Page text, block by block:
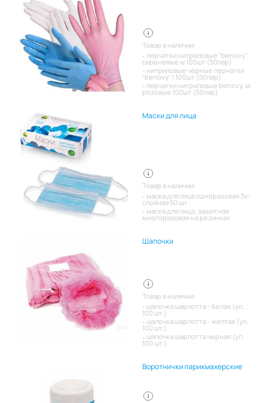
Товар в наличии:
перчатки нитриловые "benovy"
сиреневые м 100шт (50пар)
нитриловые черные перчатки
"benovy" l 100шт (50пар)
перчатки нитриловые benovy, м,
розовые 100шт (50пар)
Маски для лица
Товар в наличии:
маска для лица одноразовая 3х-
слойная 50 шт
маска для лица, защитная
многоразовая на резинках
Шапочки
Товар в наличии:
шапочка шарлотта - белая (уп.
100 шт.)
шапочка шарлотта - желтая (уп.
100 шт.)
шапочка шарлотта черная (уп.
100 шт.)
Воротнички парикмахерские